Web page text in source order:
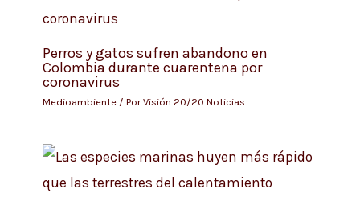
Perros y gatos sufren abandono en
Colombia durante cuarentena por
coronavirus
Medioambiente/ PorVisión 20/20 Noticias